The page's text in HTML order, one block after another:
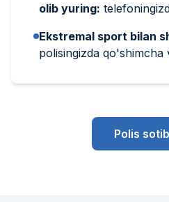
olib yuring:
Ekstremal sport bilan
polisingizda
Polis